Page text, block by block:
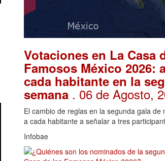
Votaciones en La Casa
Famosos México 2026:
cada habitante en la
semana . 06 de Agosto,
El cambio de reglas en la segunda gala de
a cada habitante a señalar a tres
Infobae